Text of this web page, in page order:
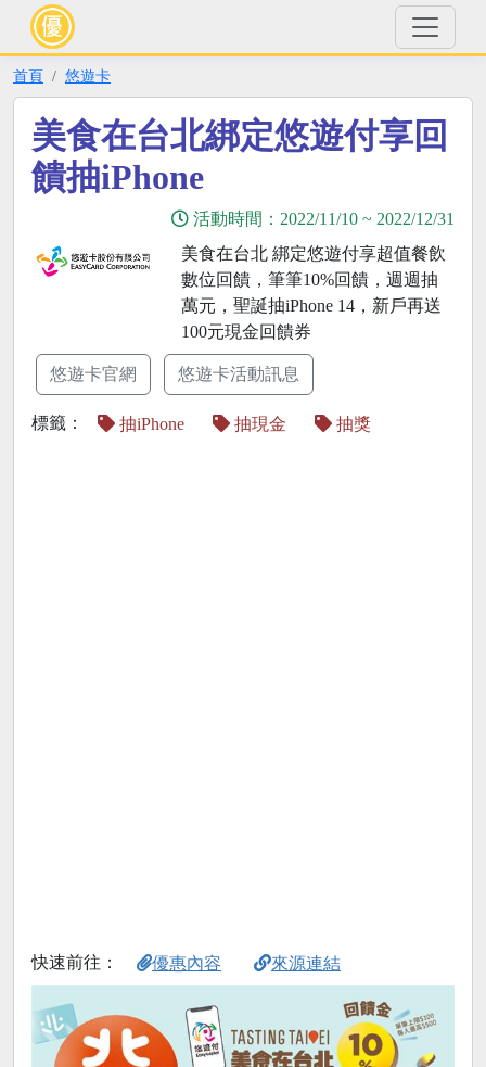
首頁 悠遊卡
美食在台北綁定悠遊付享回
饋抽iPhone
活動時間： 2022/11/10 ~ 2022/12/31
美食在台北 綁定悠遊付享超值餐飲
數位回饋，筆筆10%回饋，週週抽
萬元，聖誕抽iPhone 14，新戶再送
100元現金回饋券
悠遊卡官網 悠遊卡活動訊息
標籤： 抽iPhone 抽現金 抽獎
快速前往： 優惠內容 來源連結